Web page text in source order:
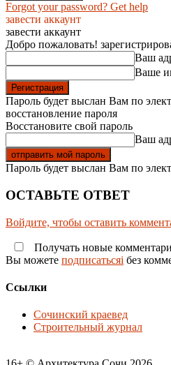
Forgot your password? Get help
завести аккаунт
завести аккаунт
Добро пожаловать!
Ваш
Ваше
Пароль будет выслан Вам по
восстановление пароля
Восстановите свой пароль
Ваш
Пароль будет выслан Вам по
ОСТАВЬТЕ ОТВЕТ
Войдите, чтобы оставить
Получать новые
Вы можете подписатьсяi без
Ссылки
Сочинский краевед
Строительный журнал